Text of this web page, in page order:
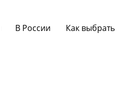
В России Как выбрать